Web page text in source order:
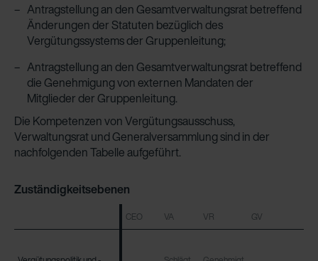
Antragstellung an den Gesamtverwaltungsrat betreffend
Änderungen der Statuten bezüglich des
Vergütungssystems der Gruppenleitung;
Antragstellung an den Gesamtverwaltungsrat betreffend
die Genehmigung von externen Mandaten der
Mitglieder der Gruppenleitung.
Die Kompetenzen von Vergütungsausschuss,
Verwaltungsrat und Generalversammlung sind in der
nachfolgenden Tabelle aufgeführt.
Zuständigkeitsebenen
CEO VA VR GV